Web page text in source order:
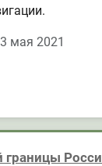
мая 2021
границы